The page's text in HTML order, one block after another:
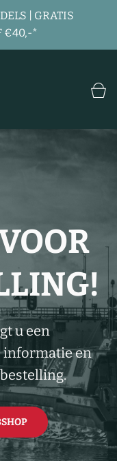
| GRATIS
€40,-*
u een
informatie en